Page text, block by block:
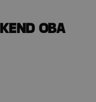
OBA